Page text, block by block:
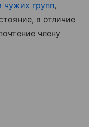
чужих групп,
в отличие
члену